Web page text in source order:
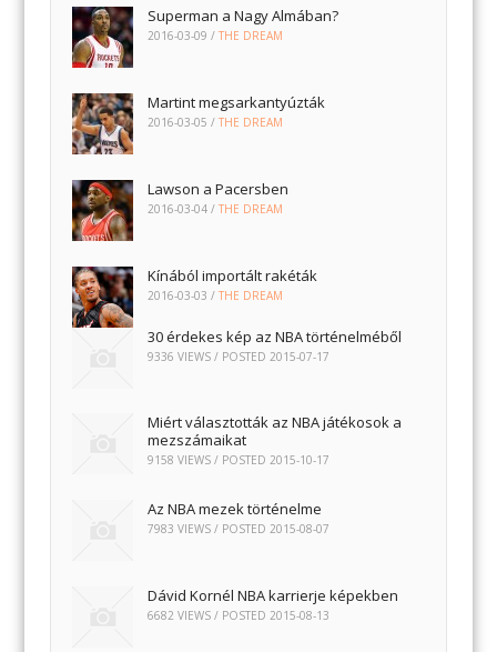
Superman a Nagy Almában?
2016-03-09 /THE DREAM
Martint megsarkantyúzták
2016-03-05 /THE DREAM
Lawson a Pacersben
2016-03-04 /THE DREAM
Kínából importált rakéták
2016-03-03 /THE DREAM
30 érdekes kép az NBA történelméből
9336 VIEWS / POSTED 2015-07-17
Miért választották az NBA játékosok a
mezszámaikat
9158 VIEWS / POSTED2015-10-17
Az NBA mezek történelme
7983 VIEWS / POSTED2015-08-07
Dávid Kornél NBA karrierje képekben
6682 VIEWS / POSTED2015-08-13